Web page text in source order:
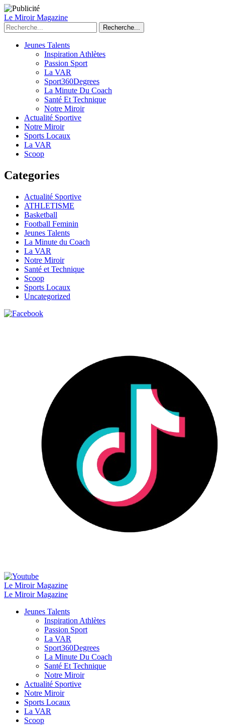
Le Miroir Magazine
Recherche...
Jeunes Talents
Inspiration Athlètes
Passion Sport
La VAR
Sport360Degrees
La Minute Du Coach
Santé Et Technique
Notre Miroir
Actualité Sportive
Notre Miroir
Sports Locaux
La VAR
Scoop
Categories
Actualité Sportive
ATHLETISME
Basketball
Football Feminin
Jeunes Talents
La Minute du Coach
La VAR
Notre Miroir
Santé et Technique
Scoop
Sports Locaux
Uncategorized
Le Miroir Magazine
Le Miroir Magazine
Jeunes Talents
Inspiration Athlètes
Passion Sport
La VAR
Sport360Degrees
La Minute Du Coach
Santé Et Technique
Notre Miroir
Actualité Sportive
Notre Miroir
Sports Locaux
La VAR
Scoop